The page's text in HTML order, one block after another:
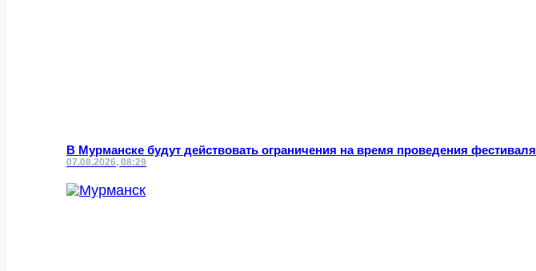
В Мурманске будут действовать ограничения на время проведения фестиваля
07.08.2026, 08:29